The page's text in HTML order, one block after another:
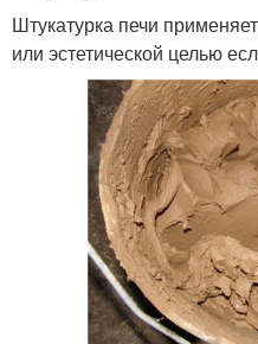
Штукатурка печи
или эстетической целью